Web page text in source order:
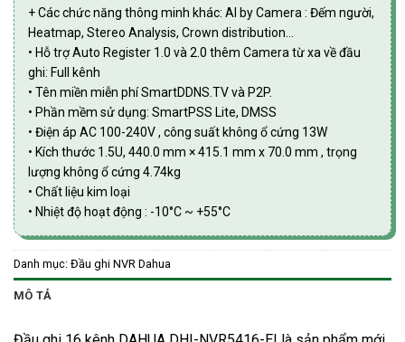
+ Các chức năng thông minh khác: AI by Camera : Đếm người,
Heatmap, Stereo Analysis, Crown distribution…
• Hỗ trợ Auto Register 1.0 và 2.0 thêm Camera từ xa về đầu
ghi: Full kênh
• Tên miền miễn phí SmartDDNS.TV và P2P.
• Phần mềm sử dụng: SmartPSS Lite, DMSS
• Điện áp AC 100-240V , công suất không ổ cứng 13W
• Kích thước 1.5U, 440.0 mm × 415.1 mm x 70.0 mm , trọng
lượng không ổ cứng 4.74kg
• Chất liệu kim loại
• Nhiệt độ hoạt động : -10°C ~ +55°C
Danh mục: Đầu ghi NVR Dahua
MÔ TẢ